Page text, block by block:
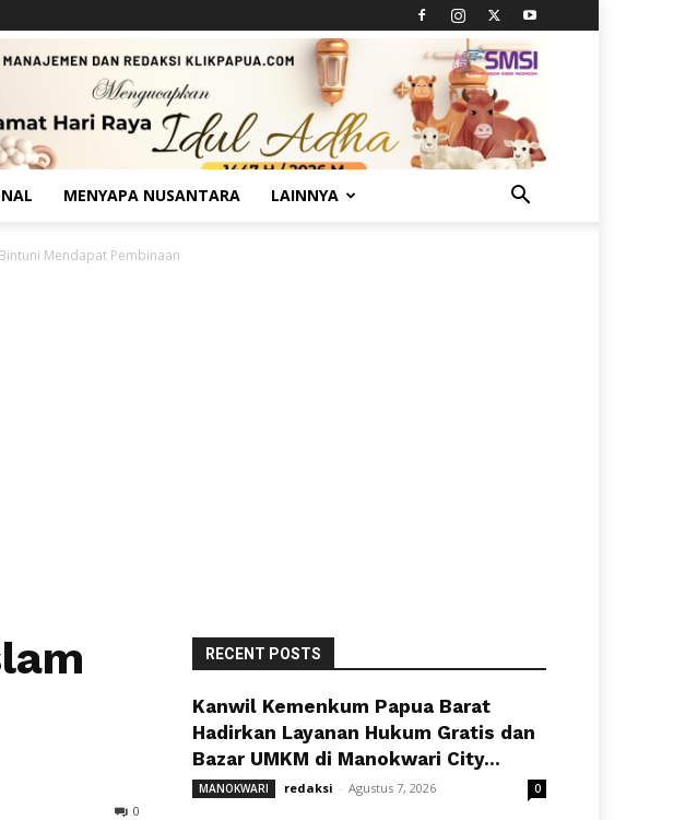
MENYAPA NUSANTARA LAINNYA
Mendapat Pembinaan
0
RECENT POSTS
Kanwil Kemenkum Papua Barat
Hadirkan Layanan Hukum Gratis dan
Bazar UMKM di Manokwari City...
MANOKWARI redaksi - Agustus 7, 2026 0